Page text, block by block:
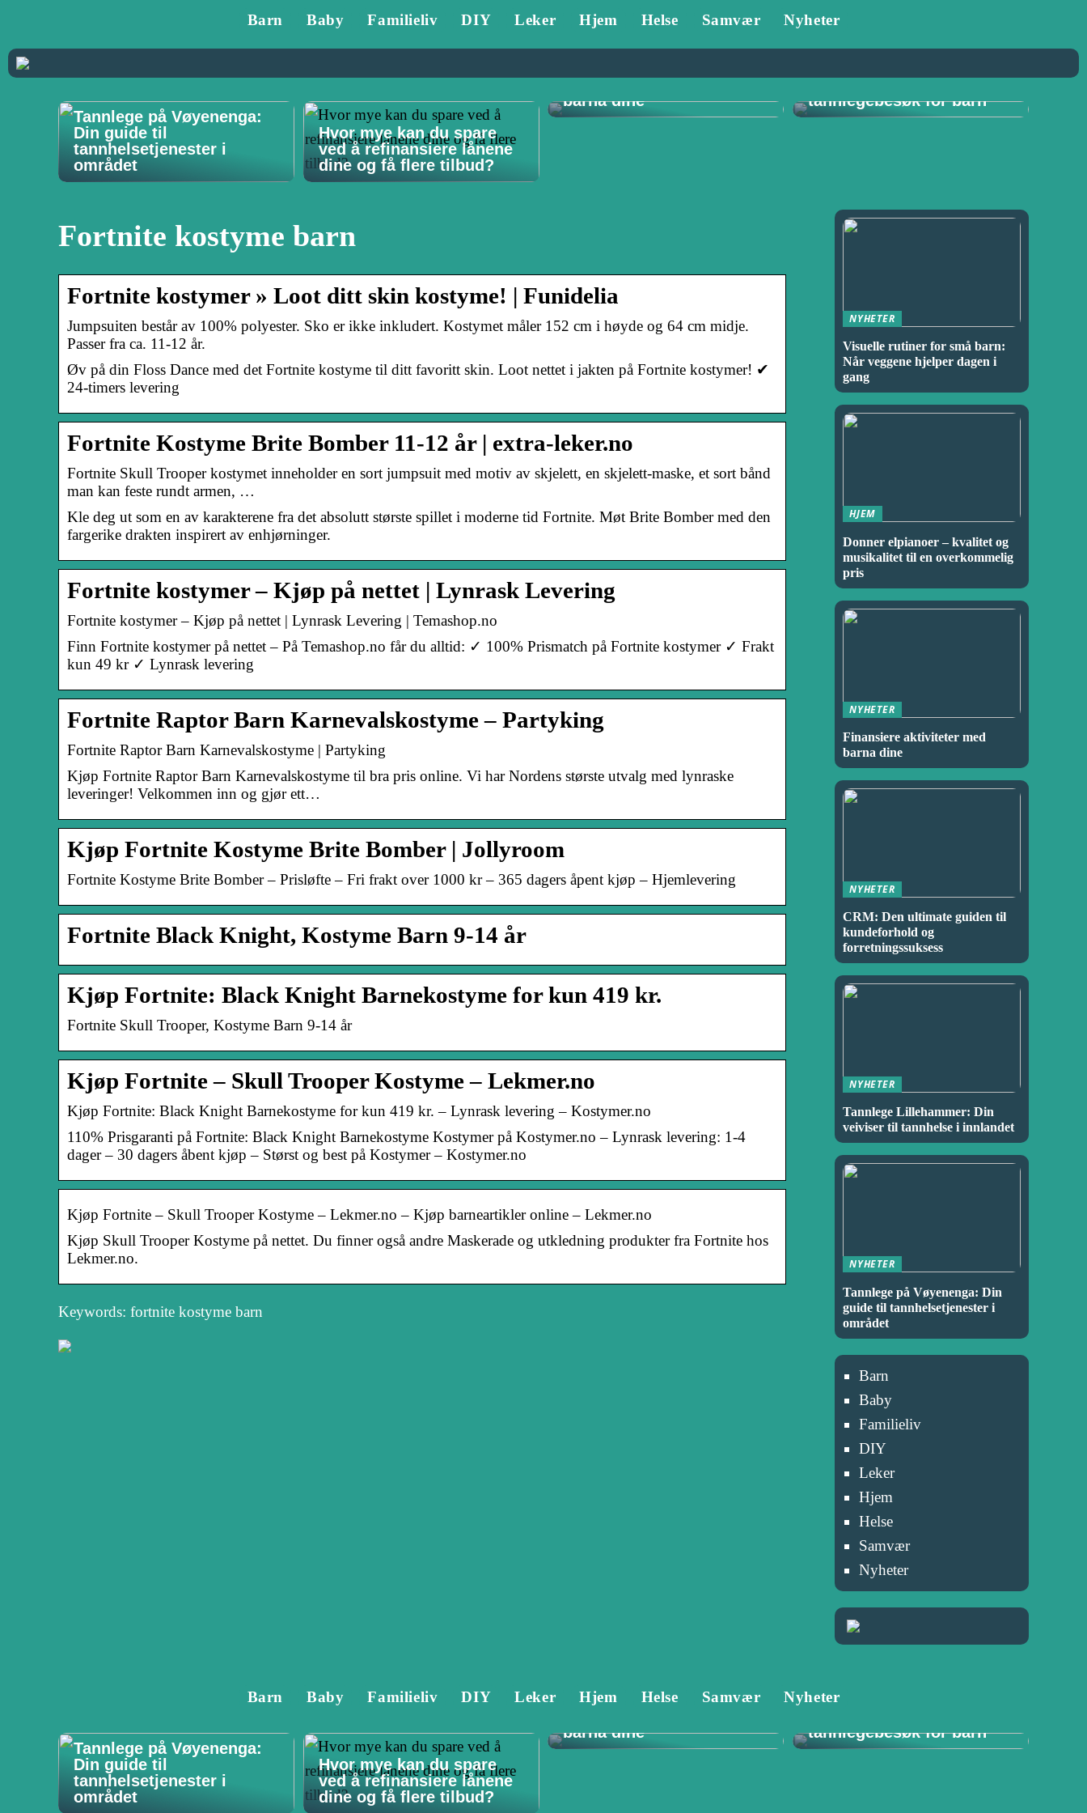
Barn Baby Familieliv DIY Leker Hjem Helse Samvær Nyheter
Tannlege på Vøyenenga:
Din guide til
tannhelsetjenester i
området
Hvor mye kan du spare
ved å refinansiere lånene
dine og få flere tilbud?
barna dine
Tannlege i Porsgrunn:
tannlegebesøk for barn
Fortnite kostyme barn
Fortnite kostymer » Loot ditt skin kostyme! | Funidelia
Jumpsuiten består av 100% polyester. Sko er ikke inkludert. Kostymet måler 152 cm i høyde og 64 cm midje.
Passer fra ca. 11-12 år.
Øv på din Floss Dance med det Fortnite kostyme til ditt favoritt skin. Loot nettet i jakten på Fortnite kostymer! ✔
24-timers levering
Fortnite Kostyme Brite Bomber 11-12 år | extra-leker.no
Fortnite Skull Trooper kostymet inneholder en sort jumpsuit med motiv av skjelett, en skjelett-maske, et sort bånd
man kan feste rundt armen, …
Kle deg ut som en av karakterene fra det absolutt største spillet i moderne tid Fortnite. Møt Brite Bomber med den
fargerike drakten inspirert av enhjørninger.
Fortnite kostymer – Kjøp på nettet | Lynrask Levering
Fortnite kostymer – Kjøp på nettet | Lynrask Levering | Temashop.no
Finn Fortnite kostymer på nettet – På Temashop.no får du alltid: ✓ 100% Prismatch på Fortnite kostymer ✓ Frakt
kun 49 kr ✓ Lynrask levering
Fortnite Raptor Barn Karnevalskostyme – Partyking
Fortnite Raptor Barn Karnevalskostyme | Partyking
Kjøp Fortnite Raptor Barn Karnevalskostyme til bra pris online. Vi har Nordens største utvalg med lynraske
leveringer! Velkommen inn og gjør ett…
Kjøp Fortnite Kostyme Brite Bomber | Jollyroom
Fortnite Kostyme Brite Bomber – Prisløfte – Fri frakt over 1000 kr – 365 dagers åpent kjøp – Hjemlevering
Fortnite Black Knight, Kostyme Barn 9-14 år
Kjøp Fortnite: Black Knight Barnekostyme for kun 419 kr.
Fortnite Skull Trooper, Kostyme Barn 9-14 år
Kjøp Fortnite – Skull Trooper Kostyme – Lekmer.no
Kjøp Fortnite: Black Knight Barnekostyme for kun 419 kr. – Lynrask levering – Kostymer.no
110% Prisgaranti på Fortnite: Black Knight Barnekostyme Kostymer på Kostymer.no – Lynrask levering: 1-4
dager – 30 dagers åbent kjøp – Størst og best på Kostymer – Kostymer.no
Kjøp Fortnite – Skull Trooper Kostyme – Lekmer.no – Kjøp barneartikler online – Lekmer.no
Kjøp Skull Trooper Kostyme på nettet. Du finner også andre Maskerade og utkledning produkter fra Fortnite hos
Lekmer.no.
Keywords: fortnite kostyme barn
NYHETER
Visuelle rutiner for små barn:
Når veggene hjelper dagen i
gang
HJEM
Donner elpianoer – kvalitet og
musikalitet til en overkommelig
pris
NYHETER
Finansiere aktiviteter med
barna dine
NYHETER
CRM: Den ultimate guiden til
kundeforhold og
forretningssuksess
NYHETER
Tannlege Lillehammer: Din
veiviser til tannhelse i innlandet
NYHETER
Tannlege på Vøyenenga: Din
guide til tannhelsetjenester i
området
Barn
Baby
Familieliv
DIY
Leker
Hjem
Helse
Samvær
Nyheter
Barn Baby Familieliv DIY Leker Hjem Helse Samvær Nyheter
Tannlege på Vøyenenga:
Din guide til
tannhelsetjenester i
området
Hvor mye kan du spare
ved å refinansiere lånene
dine og få flere tilbud?
Tannlege Stavanger –
barna dine
Viktigheten av
tannlegebesøk for barn